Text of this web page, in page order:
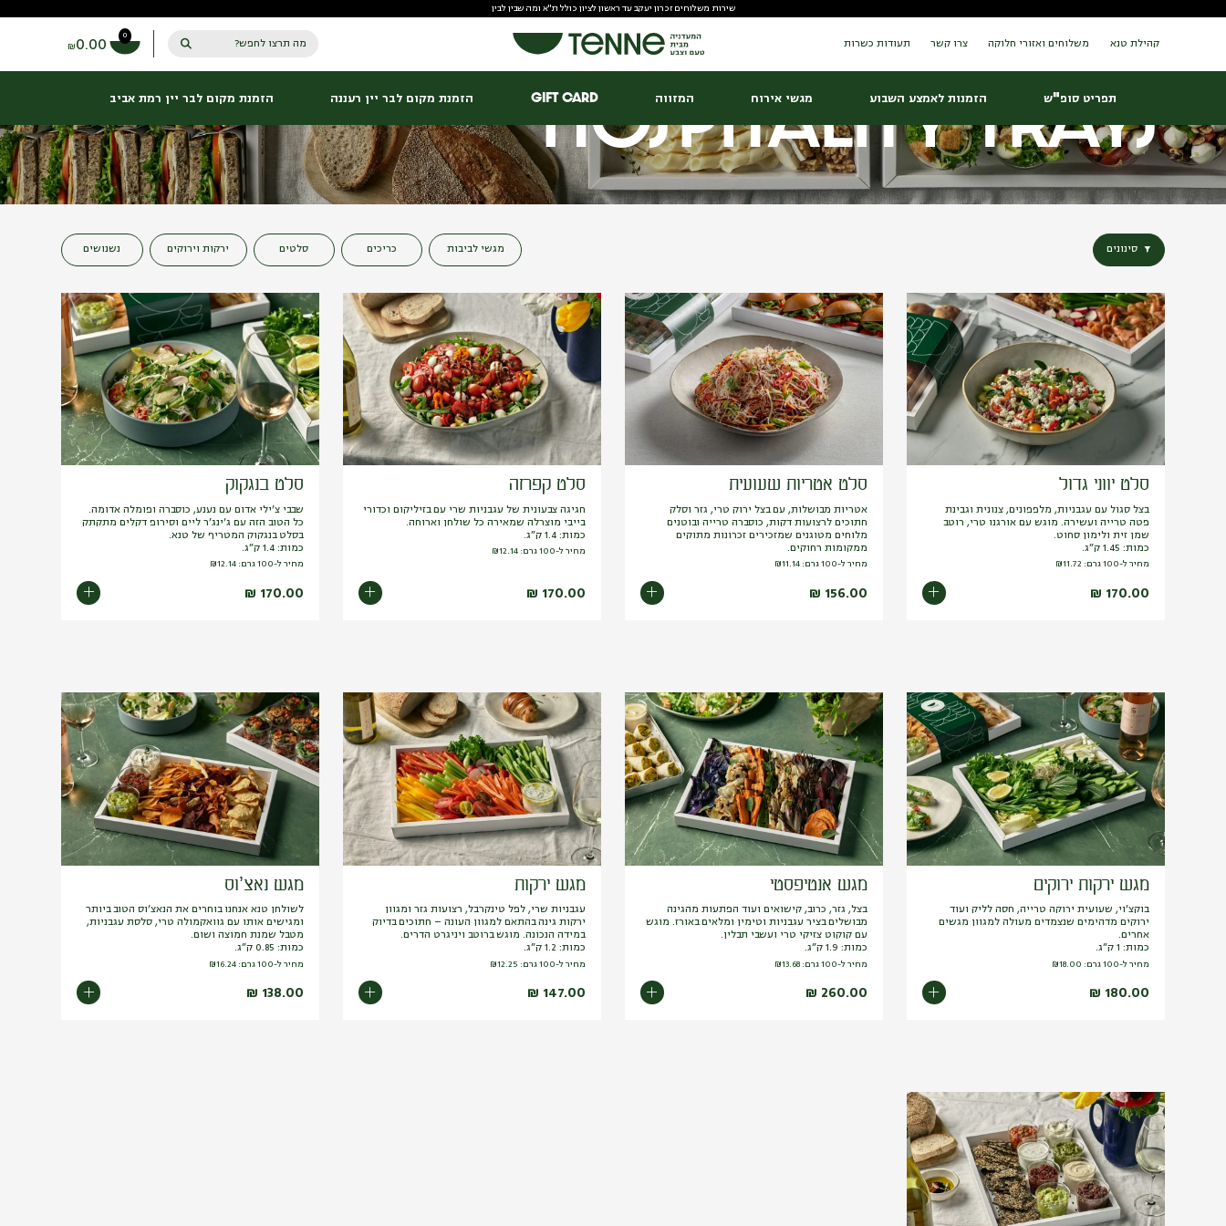
שירות משלוחים זכרון יעקב עד ראשון לציון כולל ת"א ומה שבין לבין
קהילת טנא משלוחים ואזורי חלוקה צרו קשר תעודות כשרות מה תרצו לחפש?
0
₪0.00
תפריט סופ"ש הזמנות לאמצע השבוע מגשי אירוח המזווה Gift Card הזמנת מקום לבר יין רעננה הזמנת מקום לבר יין רמת אביב
מגשי אירוח
Hospitality trays
סינונים מגשי לביבות כריכים סלטים ירקות וירוקים נשנושים
סלט יווני גדול
בצל סגול עם עגבניות, מלפפונים, צנונית וגבינת
פטה טרייה ועשירה. מוגש עם אורגנו טרי, רוטב
שמן זית ולימון סחוט.
כמות: 1.45 ק”ג.
מחיר ל-100 גרם: ₪11.72
₪ 170.00
סלט אטריות שעועית
אטריות מבושלות, עם בצל ירוק טרי, גזר וסלק
חתוכים לרצועות דקות, כוסברה טרייה ובוטנים
מלוחים מטוגנים שמזכירים זכרונות מתוקים
ממקומות רחוקים.
מחיר ל-100 גרם: ₪11.14
₪ 156.00
סלט קפרזה
חגיגה צבעונית של עגבניות שרי עם בזיליקום וכדורי
בייבי מוצרלה שמאירה כל שולחן וארוחה.
כמות: 1.4 ק”ג.
מחיר ל-100 גרם: ₪12.14
₪ 170.00
סלט בנגקוק
שבבי צ’ילי אדום עם נענע, כוסברה ופומלה אדומה.
כל הטוב הזה עם ג’ינג’ר ליים וסירופ דקלים מתקתק
בסלט בנגקוק המטריף של טנא.
כמות: 1.4 ק”ג.
מחיר ל-100 גרם: ₪12.14
₪ 170.00
מגש ירקות ירוקים
בוקצ’וי, שעועית ירוקה טרייה, חסה לליק ועוד
ירוקים מדהימים שנצמדים מעולה למגוון מגשים
אחרים.
כמות: 1 ק”ג.
מחיר ל-100 גרם: ₪18.00
₪ 180.00
מגש אנטיפסטי
בצל, גזר, כרוב, קישואים ועוד הפתעות מהגינה
מבושלים בציר עגבניות וטימין ומלאים באורז. מוגש
עם קוקוט צזיקי טרי ועשבי תבלין.
כמות: 1.9 ק”ג.
מחיר ל-100 גרם: ₪13.68
₪ 260.00
מגש ירקות
עגבניות שרי, לפל טינקרבל, רצועות גזר ומגוון
ירקות גינה בהתאם למגוון העונה – חתוכים בדיוק
במידה הנכונה. מוגש ברוטב ויניגרט הדרים.
כמות: 1.2 ק”ג.
מחיר ל-100 גרם: ₪12.25
₪ 147.00
מגש נאצ’וס
לשולחן טנא אנחנו בוחרים את הנאצ’וס הטוב ביותר
ומגישים אותו עם גוואקמולה טרי, סלסת עגבניות,
מטבל שמנת חמוצה ושום.
כמות: 0.85 ק”ג.
מחיר ל-100 גרם: ₪16.24
₪ 138.00